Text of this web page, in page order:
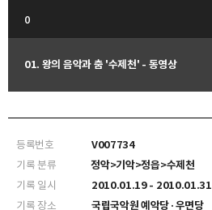
0
01. 왕의 음악과 춤 '수제천' - 동영상
등록번호
V007734
기록 분류
정악>기악>정읍>수제천
기록 일시
2010.01.19 - 2010.01.31
기록 장소
국립국악원 예악당·우면당